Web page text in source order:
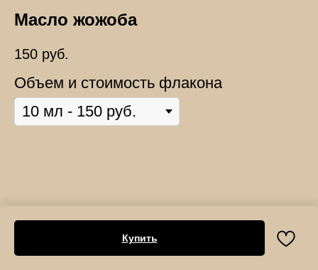
Масло жожоба
150 руб.
Объем и стоимость флакона
Купить